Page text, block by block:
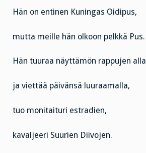
Hän on entinen Kuningas Oidipus,
mutta meille hän olkoon pelkkä Pus.
Hän tuuraa näyttämön rappujen alla
ja viettää päivänsä luuraamalla,
tuo monitaituri estradien,
kavaljeeri Suurien Diivojen.